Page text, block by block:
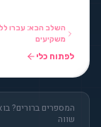
השלב הבא: עברו
משקיעים
לפתוח כלי
המספרים ברורים?
שווה